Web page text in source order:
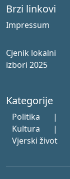
Brzi linkovi
Impressum
Cjenik lokalni
izbori 2025
Kategorije
Politika |
Kultura
|
Vjerski život